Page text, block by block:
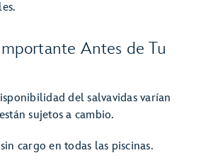
Antes de Tu
del salvavidas varían
sujetos a cambio.
cargo en todas las piscinas.